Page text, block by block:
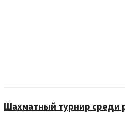
Шахматный турнир среди